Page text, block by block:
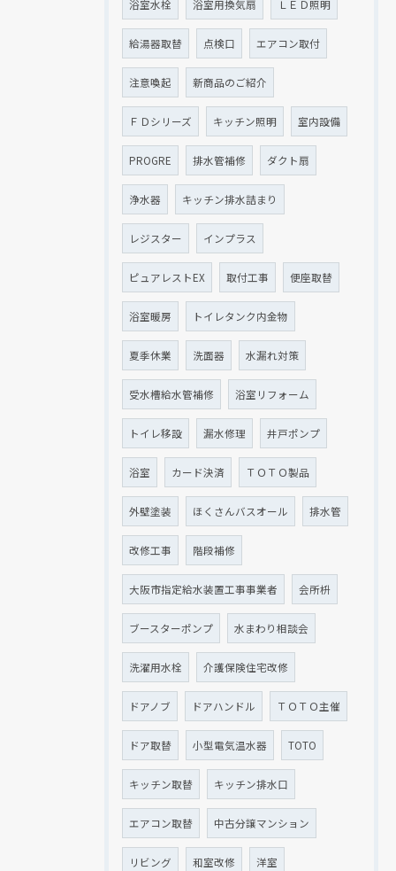
浴室水栓 浴室用換気扇 ＬＥＤ照明
給湯器取替 点検口 エアコン取付
注意喚起 新商品のご紹介
ＦＤシリーズ キッチン照明 室内設備
PROGRE 排水管補修 ダクト扇
浄水器 キッチン排水詰まり
レジスター インプラス
ピュアレストEX 取付工事 便座取替
浴室暖房 トイレタンク内金物
夏季休業 洗面器 水漏れ対策
受水槽給水管補修 浴室リフォーム
トイレ移設 漏水修理 井戸ポンプ
浴室 カード決済 ＴＯＴＯ製品
外壁塗装 ほくさんバスオール 排水管
改修工事 階段補修
大阪市指定給水装置工事事業者 会所枡
ブースターポンプ 水まわり相談会
洗濯用水栓 介護保険住宅改修
ドアノブ ドアハンドル ＴＯＴＯ主催
ドア取替 小型電気温水器 TOTO
キッチン取替 キッチン排水口
エアコン取替 中古分譲マンション
リビング 和室改修 洋室